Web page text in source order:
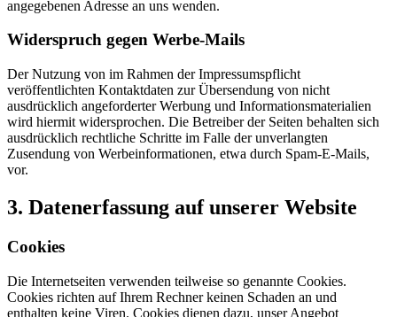
angegebenen Adresse an uns wenden.
Widerspruch gegen Werbe-Mails
Der Nutzung von im Rahmen der Impressumspflicht
veröffentlichten Kontaktdaten zur Übersendung von nicht
ausdrücklich angeforderter Werbung und Informationsmaterialien
wird hiermit widersprochen. Die Betreiber der Seiten behalten sich
ausdrücklich rechtliche Schritte im Falle der unverlangten
Zusendung von Werbeinformationen, etwa durch Spam-E-Mails,
vor.
3. Datenerfassung auf unserer Website
Cookies
Die Internetseiten verwenden teilweise so genannte Cookies.
Cookies richten auf Ihrem Rechner keinen Schaden an und
enthalten keine Viren. Cookies dienen dazu, unser Angebot